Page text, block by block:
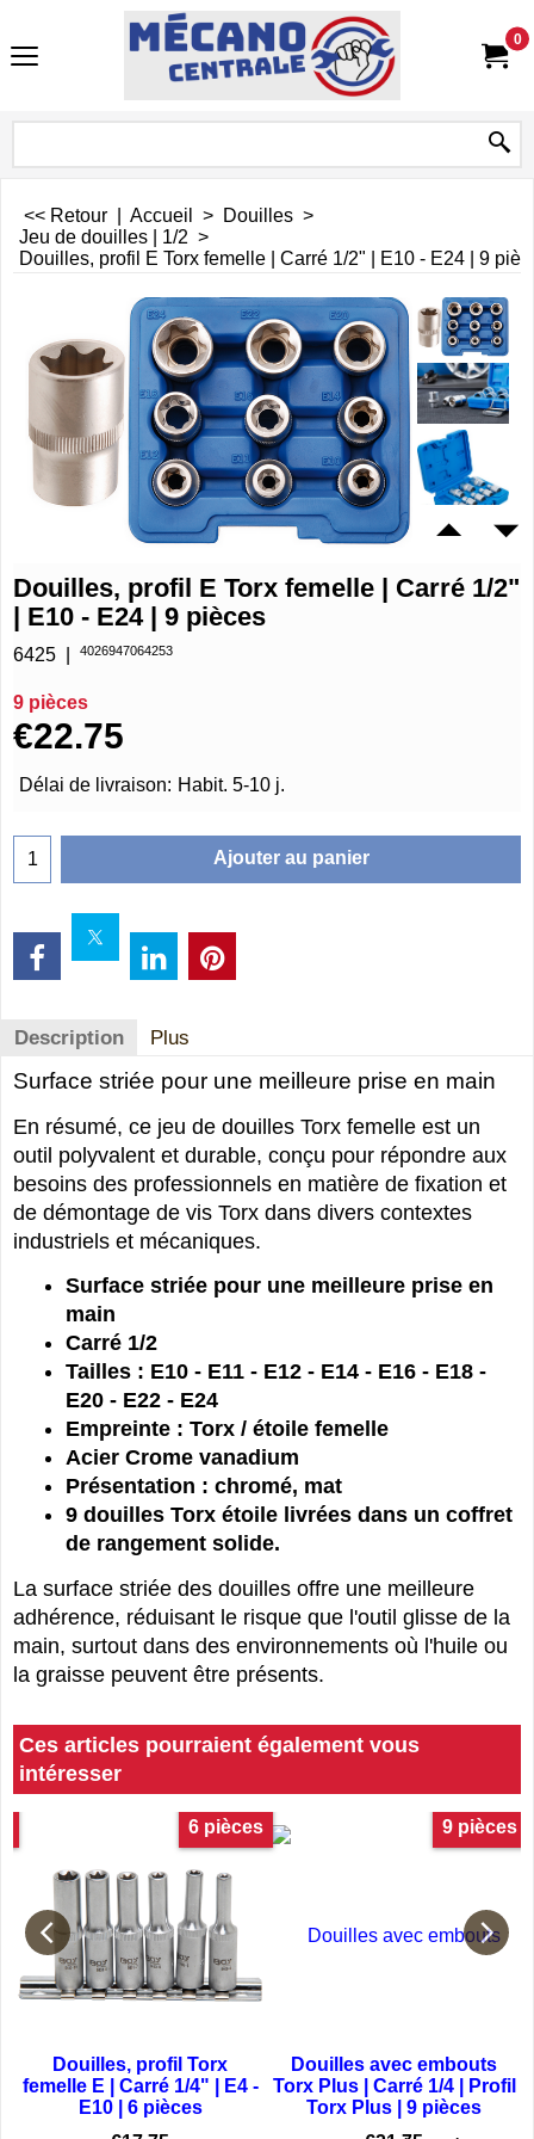
0
<< Retour Accueil > Douilles >
Jeu de douilles | 1/2 >
Douilles, profil E Torx femelle | Carré 1/2" | E10 - E24 | 9
Douilles, profil E Torx femelle | Carré 1/2"
| E10 - E24 | 9 pièces
6425 4026947064253
9 pièces
€22.75
Délai de livraison: Habit. 5-10 j.
Ajouter au panier
Description Plus
Surface striée pour une meilleure prise en main
En résumé, ce jeu de douilles Torx femelle est un
outil polyvalent et durable, conçu pour répondre aux
besoins des professionnels en matière de fixation et
de démontage de vis Torx dans divers contextes
industriels et mécaniques.
Surface striée pour une meilleure prise en
main
Carré 1/2
Tailles : E10 - E11 - E12 - E14 - E16 - E18 -
E20 - E22 - E24
Empreinte : Torx / étoile femelle
Acier Crome vanadium
Présentation : chromé, mat
9 douilles Torx étoile livrées dans un coffret
de rangement solide.
La surface striée des douilles offre une meilleure
adhérence, réduisant le risque que l'outil glisse de la
main, surtout dans des environnements où l'huile ou
la graisse peuvent être présents.
Ces articles pourraient également vous
intéresser
6 pièces
Douilles, profil Torx
femelle E | Carré 1/4" | E4 -
E10 | 6 pièces
9 pièces
Douilles avec embouts
Torx Plus | Carré 1/4 | Profil
Torx Plus | 9 pièces